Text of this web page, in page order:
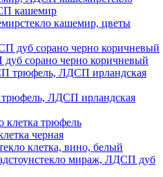
кашемир
стекло кашемир, цветы
дуб сорано черно коричневый
трюфель, ЛДСП ирландская
клетка трюфель
черная
клетка, вино, белый
стекло мираж, ЛДСП дуб